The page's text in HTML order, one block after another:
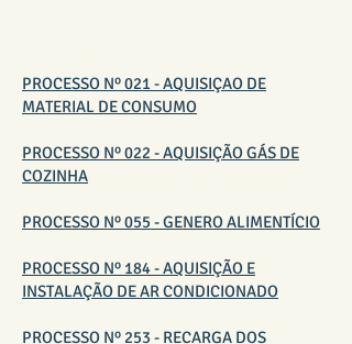
PROCESSO Nº 021 - AQUISIÇAO DE
MATERIAL DE CONSUMO
PROCESSO Nº 022 - AQUISIÇÃO GÁS DE
COZINHA
PROCESSO Nº 055 - GENERO ALIMENTÍCIO
PROCESSO Nº 184 - AQUISIÇÃO E
INSTALAÇÃO DE AR CONDICIONADO
PROCESSO Nº 253 - RECARGA DOS